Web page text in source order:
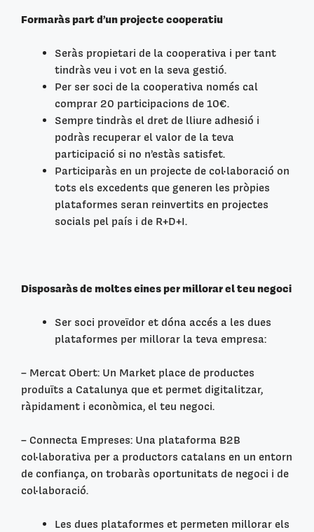
Formaràs part d’un projecte cooperatiu
Seràs propietari de la cooperativa i per tant
tindràs veu i vot en la seva gestió.
Per ser soci de la cooperativa només cal
comprar 20 participacions de 10€.
Sempre tindràs el dret de lliure adhesió i
podràs recuperar el valor de la teva
participació si no n’estàs satisfet.
Participaràs en un projecte de col·laboració on
tots els excedents que generen les pròpies
plataformes seran reinvertits en projectes
socials pel país i de R+D+I.
Disposaràs de moltes eines per millorar el teu negoci
Ser soci proveïdor et dóna accés a les dues
plataformes per millorar la teva empresa:
– Mercat Obert: Un Market place de productes
produïts a Catalunya que et permet digitalitzar,
ràpidament i econòmica, el teu negoci.
– Connecta Empreses: Una plataforma B2B
col·laborativa per a productors catalans en un entorn
de confiança, on trobaràs oportunitats de negoci i de
col·laboració.
Les dues plataformes et permeten millorar els